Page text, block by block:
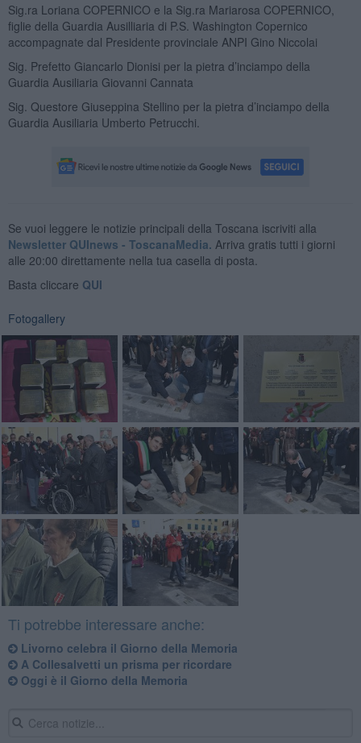
Sig.ra Loriana COPERNICO e la Sig.ra Mariarosa COPERNICO,
figlie della Guardia Ausilliaria di P.S. Washington Copernico
accompagnate dal Presidente provinciale ANPI Gino Niccolai
Sig. Prefetto Giancarlo Dionisi per la pietra d’inciampo della
Guardia Ausiliaria Giovanni Cannata
Sig. Questore Giuseppina Stellino per la pietra d’inciampo della
Guardia Ausiliaria Umberto Petrucchi.
Se vuoi leggere le notizie principali della Toscana iscriviti alla
Newsletter QUInews - ToscanaMedia. Arriva gratis tutti i giorni
alle 20:00 direttamente nella tua casella di posta.
Basta cliccare QUI
Fotogallery
Ti potrebbe interessare anche:
Livorno celebra il Giorno della Memoria
A Collesalvetti un prisma per ricordare
Oggi è il Giorno della Memoria